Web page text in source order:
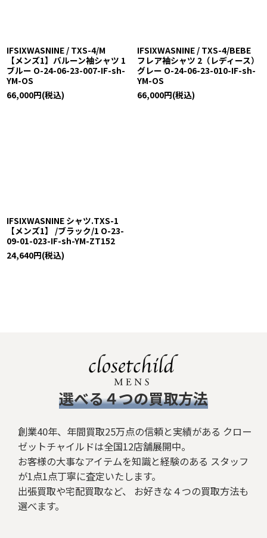
IFSIXWASNINE / TXS-4/M
【メンズ1】バルーン袖シャツ 1
ブルー O-24-06-23-007-IF-sh-
YM-OS
66,000円(税込)
IFSIXWASNINE / TXS-4/BEBE
フレア袖シャツ 2（レディース）
グレー O-24-06-23-010-IF-sh-
YM-OS
66,000円(税込)
IFSIXWASNINE シャツ.TXS-1
【メンズ1】 /ブラック/1 O-23-
09-01-023-IF-sh-YM-ZT152
24,640円(税込)
​選べる４つの買取方法
創業40年、年間買取25万点の信頼と実績がある クロー
ゼットチャイルドは全国12店舗展開中。
お客様の大事なアイテムを知識と経験のある スタッフ
が1点1点丁寧に査定いたします。
出張買取や宅配買取など、 お好きな４つの買取方法も
選べます。